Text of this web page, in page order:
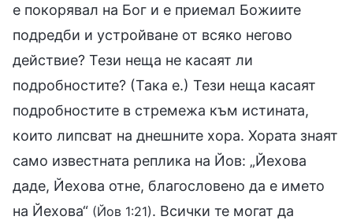
е покорявал на Бог и е приемал Божиите
подредби и устройване от всяко негово
действие? Тези неща не касаят ли
подробностите? (Така е.) Тези неща касаят
подробностите в стремежа към истината,
които липсват на днешните хора. Хората знаят
само известната реплика на Йов: „Йехова
даде, Йехова отне, благословено да е името
на Йехова“ (Йов 1:21). Всички те могат да